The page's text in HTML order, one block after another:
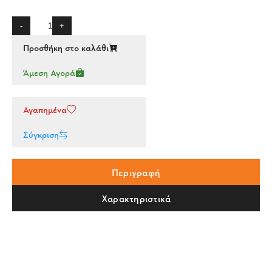
- +
Προσθήκη στο καλάθι
Άμεση Αγορά
Αγαπημένα
Σύγκριση
Περιγραφή
Χαρακτηριστικά